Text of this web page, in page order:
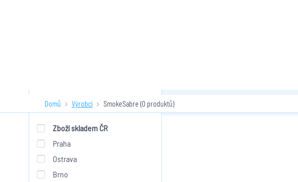
Domů Výrobci SmokeSabre (0 produktů)
Skladem
Zboží skladem ČR
Praha
Ostrava
Brno